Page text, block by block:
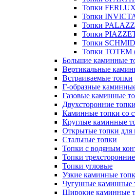
Топки
Топки
Топки
Топки
Топки
Топки TOTEM
Большие каминные
Вертикальные
Встраиваемые топки
Г-образные
Газовые каминные
Двухсторонние топки
Каминные топки со
Круглые каминные
Открытые топки для
Стальные топки
Топки с водяным
Топки трехсторонние
Топки угловые
Узкие каминные
Чугунные каминные
Широкие каминные